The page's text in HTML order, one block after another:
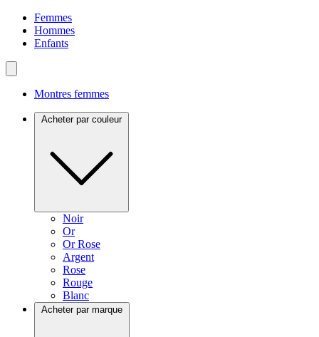
Femmes
Hommes
Enfants
Montres femmes
Acheter par couleur
Noir
Or
Or Rose
Argent
Rose
Rouge
Blanc
Acheter par marque